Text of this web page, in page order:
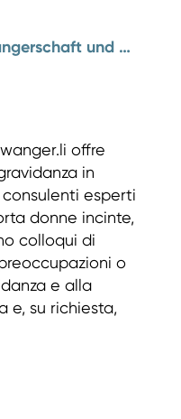
und Geburt
offre
in
esperti
donne incinte,
colloqui di
o
e alla
e, su richiesta,